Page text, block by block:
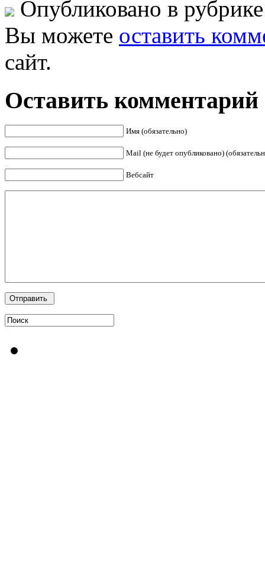
Опубликовано в
Вы можете оставить
сайт.
Оставить комментарий
Имя (обязательно)
Mail (не будет опубликовано)
Вебсайт